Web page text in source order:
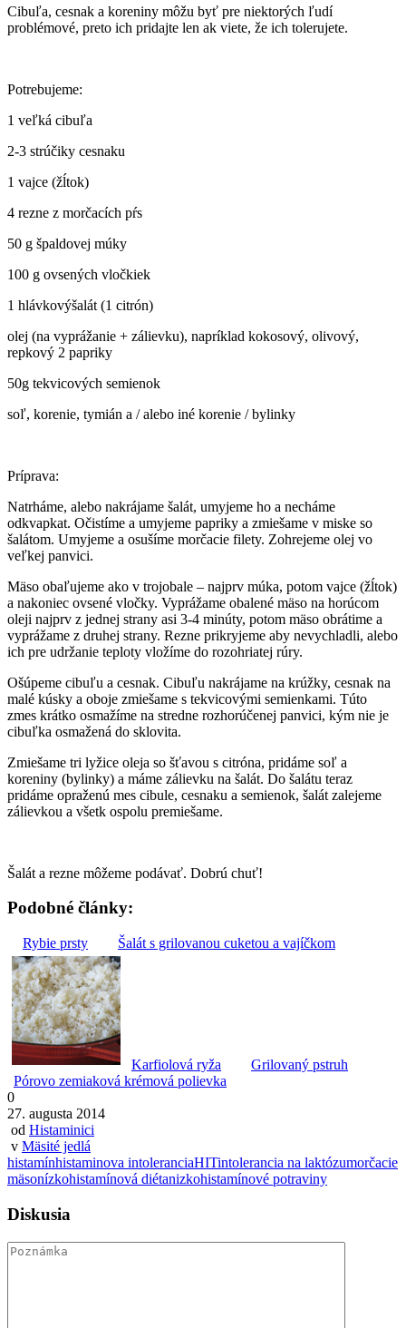
Cibuľa, cesnak a koreniny môžu byť pre niektorých ľudí
problémové, preto ich pridajte len ak viete, že ich tolerujete.
Potrebujeme:
1 veľká cibuľa
2-3 strúčiky cesnaku
1 vajce (žĺtok)
4 rezne z morčacích pŕs
50 g špaldovej múky
100 g ovsených vločkiek
1 hlávkovýšalát (1 citrón)
olej (na vyprážanie + zálievku), napríklad kokosový, olivový,
repkový 2 papriky
50g tekvicových semienok
soľ, korenie, tymián a / alebo iné korenie / bylinky
Príprava:
Natrháme, alebo nakrájame šalát, umyjeme ho a necháme
odkvapkat. Očistíme a umyjeme papriky a zmiešame v miske so
šalátom. Umyjeme a osušíme morčacie filety. Zohrejeme olej vo
veľkej panvici.
Mäso obaľujeme ako v trojobale – najprv múka, potom vajce (žĺtok)
a nakoniec ovsené vločky. Vyprážame obalené mäso na horúcom
oleji najprv z jednej strany asi 3-4 minúty, potom mäso obrátime a
vyprážame z druhej strany. Rezne prikryjeme aby nevychladli, alebo
ich pre udržanie teploty vložíme do rozohriatej rúry.
Ošúpeme cibuľu a cesnak. Cibuľu nakrájame na krúžky, cesnak na
malé kúsky a oboje zmiešame s tekvicovými semienkami. Túto
zmes krátko osmažíme na stredne rozhorúčenej panvici, kým nie je
cibuľka osmažená do sklovita.
Zmiešame tri lyžice oleja so šťavou s citróna, pridáme soľ a
koreniny (bylinky) a máme zálievku na šalát. Do šalátu teraz
pridáme opraženú mes cibule, cesnaku a semienok, šalát zalejeme
zálievkou a všetk ospolu premiešame.
Šalát a rezne môžeme podávať. Dobrú chuť!
Podobné články:
Rybie prsty Šalát s grilovanou cuketou a vajíčkom
Karfiolová ryža
Grilovaný pstruh
Pórovo zemiaková krémová polievka
0
27. augusta 2014
od Histaminici
v Mäsité jedlá
histamínhistaminova intoleranciaHITintolerancia na laktózumorčacie
mäsonízkohistamínová diétanizkohistamínové potraviny
Diskusia